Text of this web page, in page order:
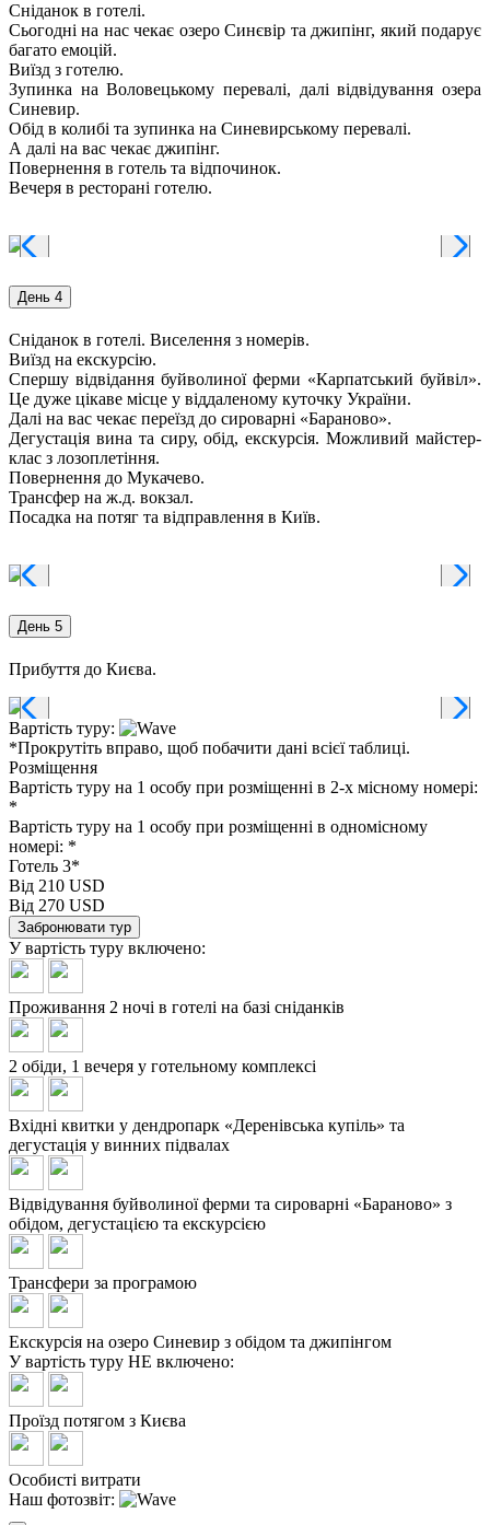
Сніданок в готелі.
Сьогодні на нас чекає озеро Синєвір та джипінг, який подарує
багато емоцій.
Виїзд з готелю.
Зупинка на Воловецькому перевалі, далі відвідування озера
Синевир.
Обід в колибі та зупинка на Синевирському перевалі.
А далі на вас чекає джипінг.
Повернення в готель та відпочинок.
Вечеря в ресторані готелю.
День 4
Сніданок в готелі. Виселення з номерів.
Виїзд на екскурсію.
Спершу відвідання буйволиної ферми «Карпатський буйвіл».
Це дуже цікаве місце у віддаленому куточку України.
Далі на вас чекає переїзд до сироварні «Бараново».
Дегустація вина та сиру, обід, екскурсія. Можливий майстер-
клас з лозоплетіння.
Повернення до Мукачево.
Трансфер на ж.д. вокзал.
Посадка на потяг та відправлення в Київ.
День 5
Прибуття до Києва.
Вартість туру:
*Прокрутіть вправо, щоб побачити дані всієї таблиці.
Розміщення
Вартість туру на 1 особу при розміщенні в 2-х місному номері:
*
Вартість туру на 1 особу при розміщенні в одномісному
номері: *
Готель 3*
Від 210 USD
Від 270 USD
Забронювати тур
У вартість туру включено:
Проживання 2 ночі в готелі на базі сніданків
2 обіди, 1 вечеря у готельному комплексі
Вхідні квитки у дендропарк «Деренівська купіль» та
дегустація у винних підвалах
Відвідування буйволиної ферми та сироварні «Бараново» з
обідом, дегустацією та екскурсією
Трансфери за програмою
Екскурсія на озеро Синевир з обідом та джипінгом
У вартість туру НЕ включено:
Проїзд потягом з Києва
Особисті витрати
Наш фотозвіт: